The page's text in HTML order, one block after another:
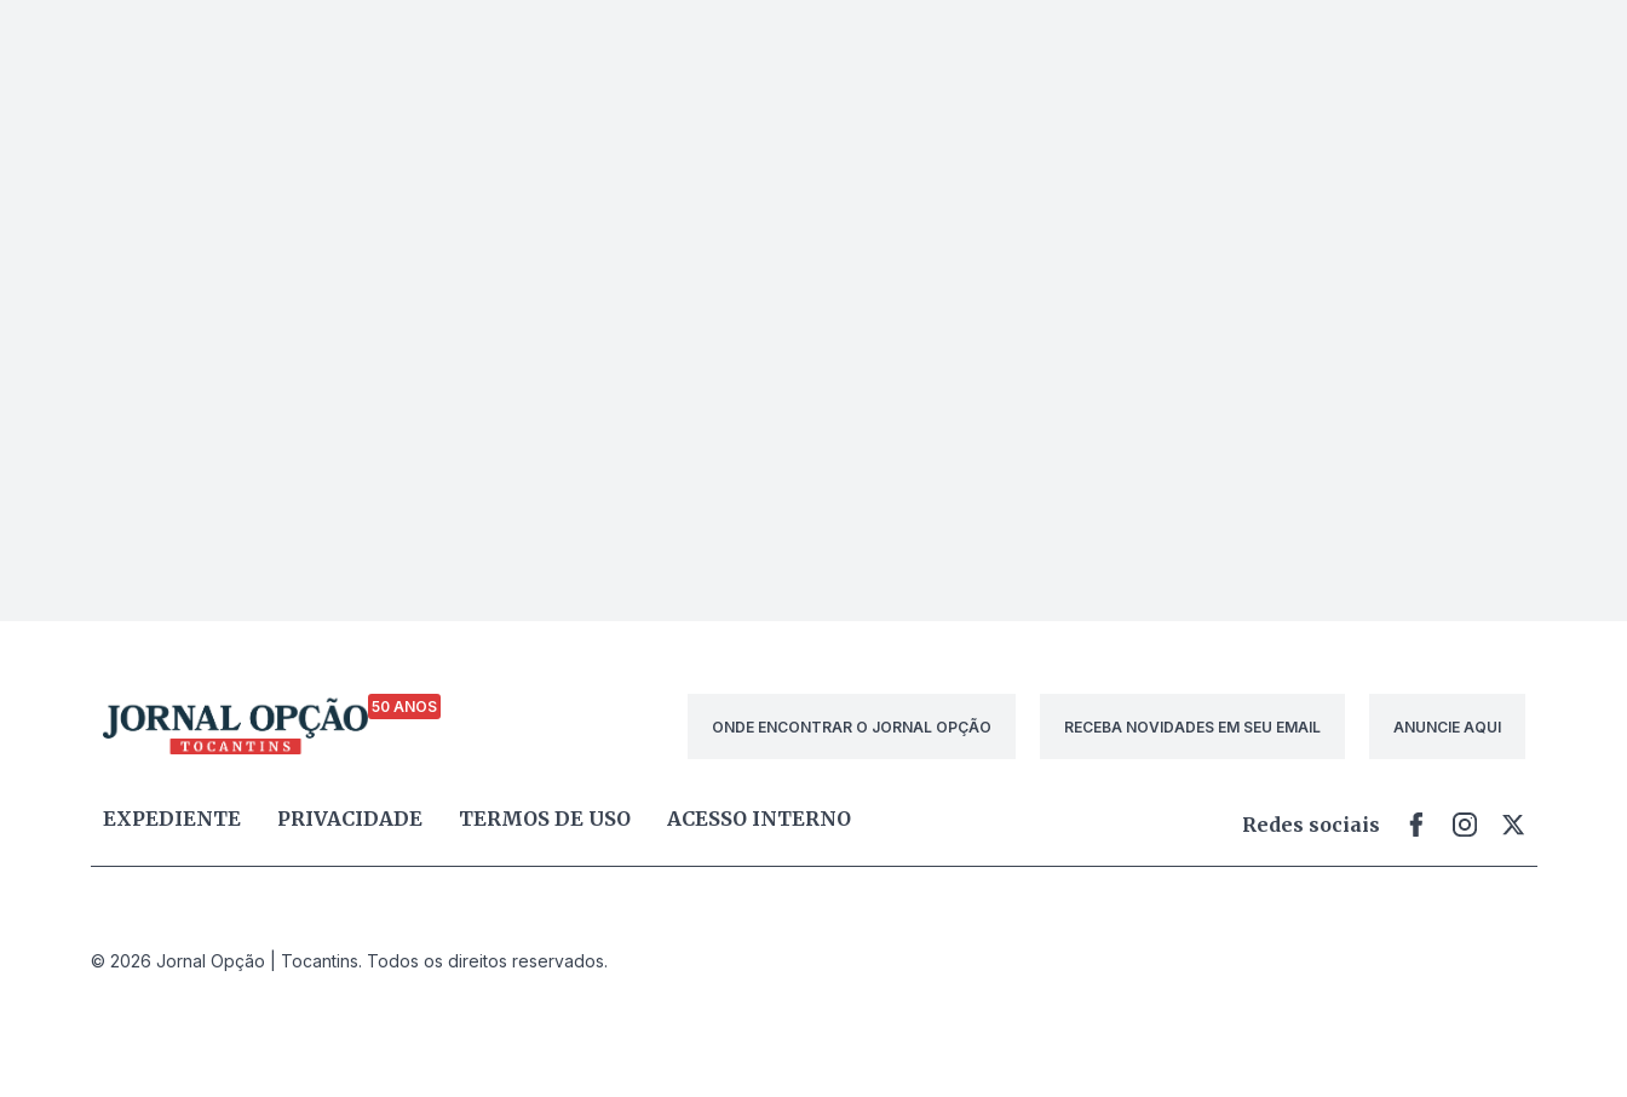
50 ANOS
ONDE ENCONTRAR O JORNAL OPÇÃO
RECEBA NOVIDADES EM SEU EMAIL ANUNCIE AQUI
EXPEDIENTE PRIVACIDADE TERMOS DE USO ACESSO INTERNO Redes sociais
© 2026 Jornal Opção | Tocantins. Todos os direitos reservados.